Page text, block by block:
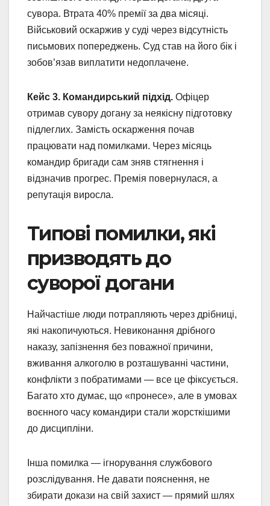
сувора. Втрата 40% премії за два місяці.
Військовий оскаржив у суді через відсутність
письмових попереджень. Суд став на його бік і
зобов’язав виплатити недоплачене.
Кейс 3. Командирський підхід. Офіцер
отримав сувору догану за неякісну підготовку
підлеглих. Замість оскарження почав
працювати над помилками. Через місяць
командир бригади сам зняв стягнення і
відзначив прогрес. Премія повернулася, а
репутація виросла.
Типові помилки, які
призводять до
суворої догани
Найчастіше люди потрапляють через дрібниці,
які накопичуються. Невиконання дрібного
наказу, запізнення без поважної причини,
вживання алкоголю в розташуванні частини,
конфлікти з побратимами — все це фіксується.
Багато хто думає, що «пронесе», але в умовах
воєнного часу командири стали жорсткішими
до дисципліни.
Інша помилка — ігнорування службового
розслідування. Не давати пояснення, не
збирати докази на свій захист — прямий шлях